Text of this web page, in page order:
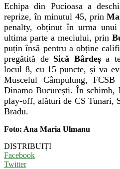
Echipa din Pucioasa a
reprize, în minutul 45, prin
penalty, obținut în urma
ultima parte a meciului, prin
puțin însă pentru a obține
pregătită de Sică Bârdeșa
locul 8, cu 15 puncte, și va
Muscelul Câmpulung,
Dinamo București. În schimb,
play-off, alături de CS Tunari,
Bradu.
Foto: Ana Maria Ulmanu
DISTRIBUIȚI
Facebook
Twitter